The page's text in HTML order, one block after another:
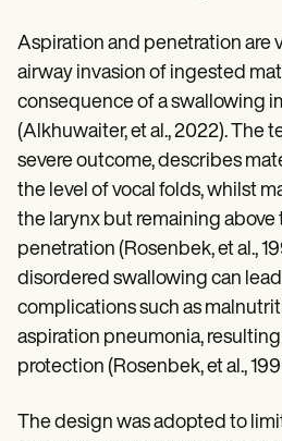
Aspiration and penetration are
airway invasion of ingested
consequence of a swallowing
(Alkhuwaiter, et al., 2022). The
severe outcome, describes
the level of vocal folds, whilst
the larynx but remaining above
penetration (Rosenbek, et al.,
disordered swallowing can
complications such as
aspiration pneumonia,
protection (Rosenbek, et al.,
The design was adopted to